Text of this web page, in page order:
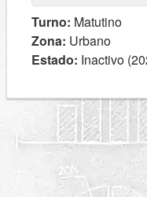
Turno: Matutino
Zona: Urbano
Estado: Inactivo